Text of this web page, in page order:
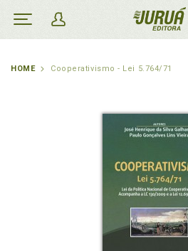
HOME Cooperativismo - Lei 5.764/71